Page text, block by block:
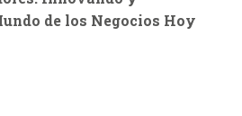
de los Negocios Hoy